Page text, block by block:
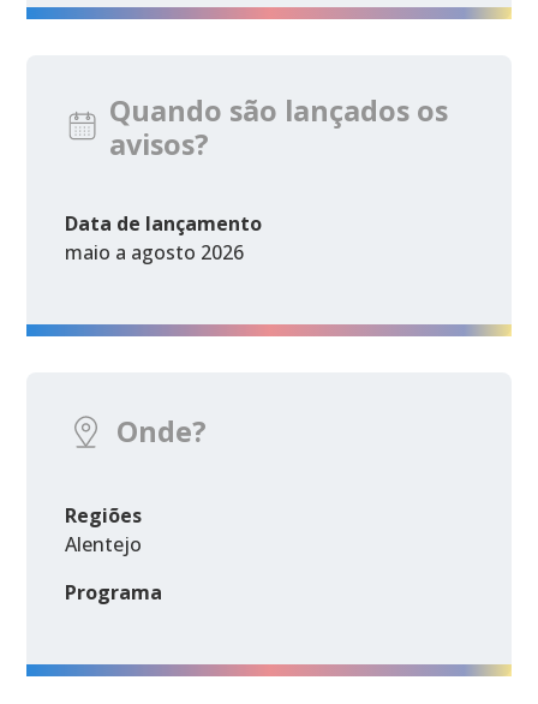
Quando são lançados os
avisos?
Data de lançamento
maio a agosto 2026
Onde?
Regiões
Alentejo
Programa